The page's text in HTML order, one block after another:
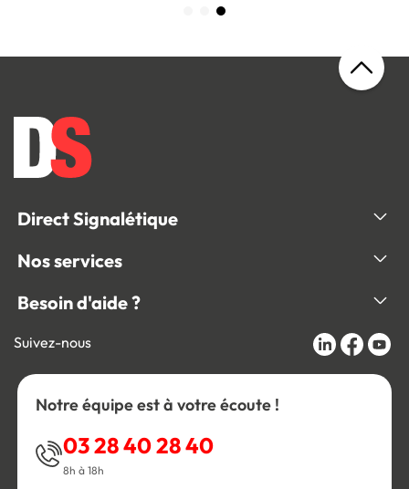
Direct Signalétique
Nos services
Besoin d'aide ?
Suivez-nous
Notre équipe est à votre écoute !
03 28 40 28 40
8h à 18h